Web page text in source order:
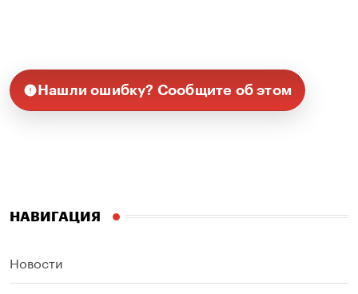
Нашли ошибку? Сообщите об этом
НАВИГАЦИЯ
Новости